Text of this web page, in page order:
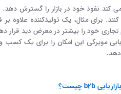
کند نفوذ خود در بازار را گسترش
برای مثال، یک تولیدکننده علاوه بر
خود را بیشتر در معرض دید قرار
مویرگی این امکان را برای یک کسب